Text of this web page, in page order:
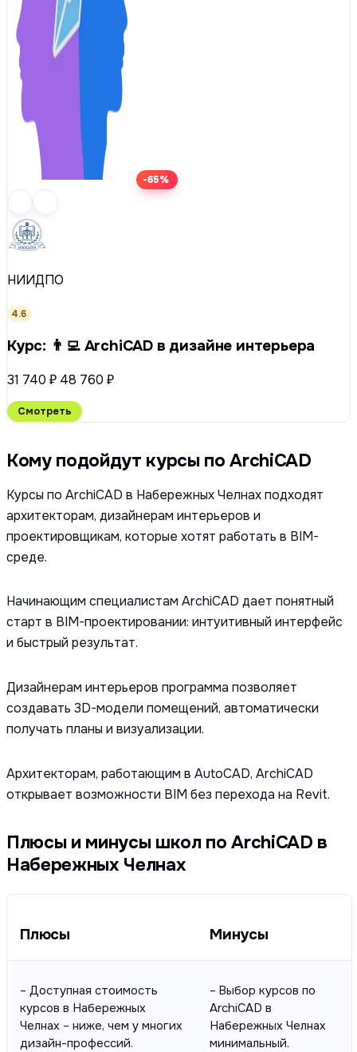
-65%
НИИДПО
4.6
Курс: 👨‍💻 ArchiCAD в дизайне интерьера
31 740 ₽ 48 760 ₽
Смотреть
Кому подойдут курсы по ArchiCAD
Курсы по ArchiCAD в Набережных Челнах подходят
архитекторам, дизайнерам интерьеров и
проектировщикам, которые хотят работать в BIM-
среде.
Начинающим специалистам ArchiCAD дает понятный
старт в BIM-проектировании: интуитивный интерфейс
и быстрый результат.
Дизайнерам интерьеров программа позволяет
создавать 3D-модели помещений, автоматически
получать планы и визуализации.
Архитекторам, работающим в AutoCAD, ArchiCAD
открывает возможности BIM без перехода на Revit.
Плюсы и минусы школ по ArchiCAD в
Набережных Челнах
Плюсы Минусы
– Доступная стоимость
курсов в Набережных
Челнах – ниже, чем у многих
дизайн-профессий.
– Выбор курсов по
ArchiCAD в
Набережных Челнах
минимальный.